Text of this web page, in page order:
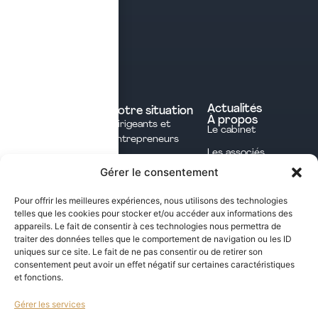
Gérer le consentement
Pour offrir les meilleures expériences, nous utilisons des technologies
telles que les cookies pour stocker et/ou accéder aux informations des
appareils. Le fait de consentir à ces technologies nous permettra de
traiter des données telles que le comportement de navigation ou les ID
uniques sur ce site. Le fait de ne pas consentir ou de retirer son
consentement peut avoir un effet négatif sur certaines caractéristiques
et fonctions.
Gérer les services
Courtage en
assurances
Votre situation
Dirigeants et
Entrepreneurs
Libérales
International
Actualités
À propos
Le cabinet
Les associés
L'équipe
Notre méthode
Les opportunités fiscales à saisir dans notre
newsletter mensuelle